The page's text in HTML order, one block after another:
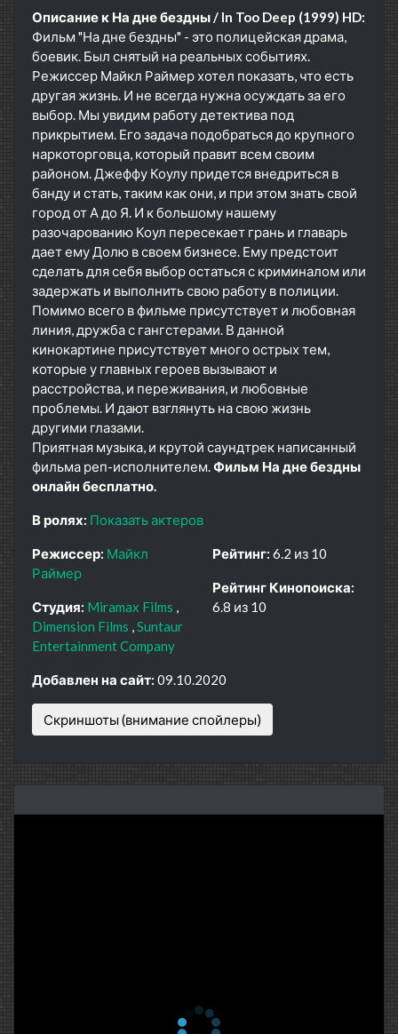
Описание к На дне бездны / In Too Deep (1999) HD:
Фильм "На дне бездны" - это полицейская драма,
боевик. Был снятый на реальных событиях.
Режиссер Майкл Раймер хотел показать, что есть
другая жизнь. И не всегда нужна осуждать за его
выбор. Мы увидим работу детектива под
прикрытием. Его задача подобраться до крупного
наркоторговца, который правит всем своим
районом. Джеффу Коулу придется внедриться в
банду и стать, таким как они, и при этом знать свой
город от А до Я. И к большому нашему
разочарованию Коул пересекает грань и главарь
дает ему Долю в своем бизнесе. Ему предстоит
сделать для себя выбор остаться с криминалом или
задержать и выполнить свою работу в полиции.
Помимо всего в фильме присутствует и любовная
линия, дружба с гангстерами. В данной
кинокартине присутствует много острых тем,
которые у главных героев вызывают и
расстройства, и переживания, и любовные
проблемы. И дают взглянуть на свою жизнь
другими глазами.
Приятная музыка, и крутой саундтрек написанный
фильма реп-исполнителем.Фильм На дне бездны
онлайн бесплатно.
В ролях: Показать актеров
Режиссер: Майкл
Раймер
Студия: Miramax Films
Dimension Films Suntaur
Entertainment Company
Рейтинг: 6.2 из 10
Рейтинг Кинопоиска:
6.8 из 10
Добавлен на сайт: 09.10.2020
Скриншоты (внимание спойлеры)